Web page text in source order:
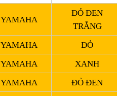
YAMAHA
ĐỎ ĐEN
TRẮNG
YAMAHA
ĐỎ
YAMAHA
XANH
YAMAHA
ĐỎ ĐEN